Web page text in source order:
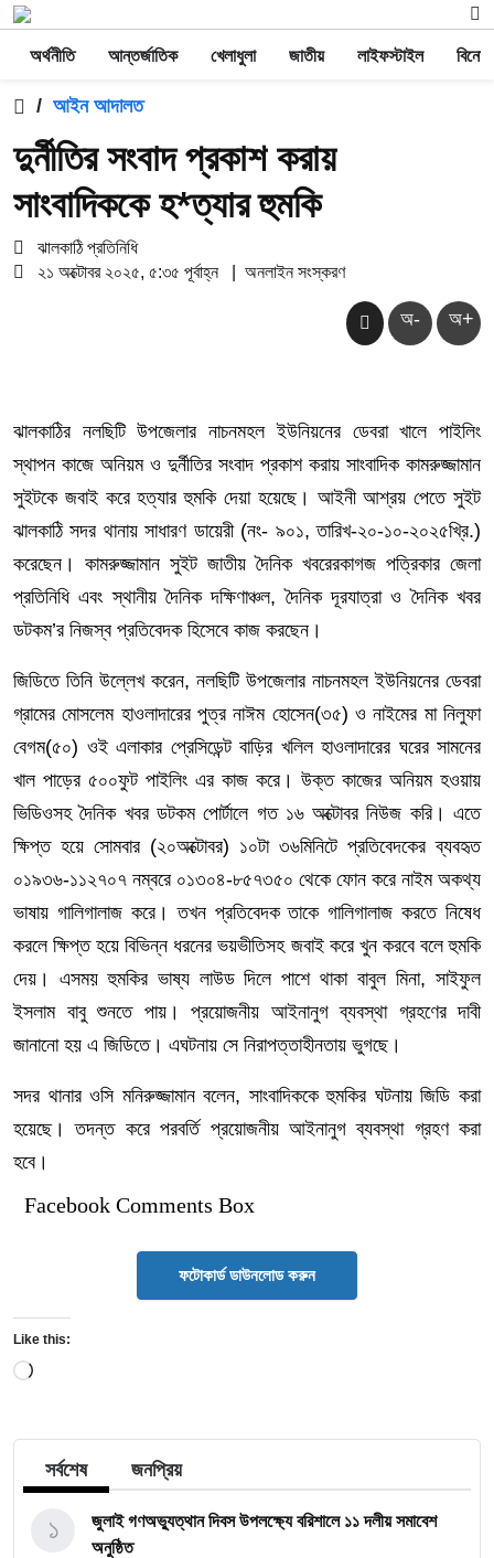
অর্থনীতি আন্তর্জাতিক খেলাধুলা জাতীয় লাইফস্টাইল
/ আইন আদালত
দুর্নীতির সংবাদ প্রকাশ করায়
সাংবাদিককে হ*ত্যার হুমকি
ঝালকাঠি প্রতিনিধি
২১ অক্টোবর ২০২৫, ৫:৩৫ পূর্বাহ্ন
অনলাইন সংস্করণ
অ- অ+
ঝালকাঠির নলছিটি উপজেলার নাচনমহল ইউনিয়নের ডেবরা খালে পাইলিং
স্থাপন কাজে অনিয়ম ও দুর্নীতির সংবাদ প্রকাশ করায় সাংবাদিক কামরুজ্জামান
সুইটকে জবাই করে হত্যার হুমকি দেয়া হয়েছে। আইনী আশ্রয় পেতে সুইট
ঝালকাঠি সদর থানায় সাধারণ ডায়েরী (নং- ৯০১, তারিখ-২০-১০-২০২৫খ্রি.)
করেছেন। কামরুজ্জামান সুইট জাতীয় দৈনিক খবরেরকাগজ পত্রিকার জেলা
প্রতিনিধি এবং স্থানীয় দৈনিক দক্ষিণাঞ্চল, দৈনিক দূরযাত্রা ও দৈনিক খবর
ডটকম’র নিজস্ব প্রতিবেদক হিসেবে কাজ করছেন।
জিডিতে তিনি উল্লেখ করেন, নলছিটি উপজেলার নাচনমহল ইউনিয়নের ডেবরা
গ্রামের মোসলেম হাওলাদারের পুত্র নাঈম হোসেন(৩৫) ও নাইমের মা নিলুফা
বেগম(৫০) ওই এলাকার প্রেসিডেন্ট বাড়ির খলিল হাওলাদারের ঘরের সামনের
খাল পাড়ের ৫০০ফুট পাইলিং এর কাজ করে। উক্ত কাজের অনিয়ম হওয়ায়
ভিডিওসহ দৈনিক খবর ডটকম পোর্টালে গত ১৬ অক্টোবর নিউজ করি। এতে
ক্ষিপ্ত হয়ে সোমবার (২০অক্টোবর) ১০টা ৩৬মিনিটে প্রতিবেদকের ব্যবহৃত
০১৯৩৬-১১২৭০৭ নম্বরে ০১৩০৪-৮৫৭৩৫০ থেকে ফোন করে নাইম অকথ্য
ভাষায় গালিগালাজ করে। তখন প্রতিবেদক তাকে গালিগালাজ করতে নিষেধ
করলে ক্ষিপ্ত হয়ে বিভিন্ন ধরনের ভয়ভীতিসহ জবাই করে খুন করবে বলে হুমকি
দেয়। এসময় হুমকির ভাষ্য লাউড দিলে পাশে থাকা বাবুল মিনা, সাইফুল
ইসলাম বাবু শুনতে পায়। প্রয়োজনীয় আইনানুগ ব্যবস্থা গ্রহণের দাবী
জানানো হয় এ জিডিতে। এঘটনায় সে নিরাপত্তাহীনতায় ভুগছে।
সদর থানার ওসি মনিরুজ্জামান বলেন, সাংবাদিককে হুমকির ঘটনায় জিডি করা
হয়েছে। তদন্ত করে পরবর্তি প্রয়োজনীয় আইনানুগ ব্যবস্থা গ্রহণ করা
হবে।
Facebook Comments Box
ফটোকার্ড ডাউনলোড করুন
Like this:
Loading…
সর্বশেষ জনপ্রিয়
জুলাই গণঅভ্যুত্থান দিবস উপলক্ষ্যে বরিশালে ১১ দলীয় সমাবেশ
অনুষ্ঠিত
১